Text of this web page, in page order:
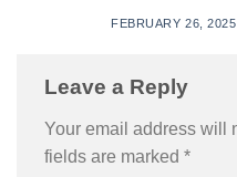
FEBRUARY 26,
Leave a Reply
Your email address will
fields are marked *